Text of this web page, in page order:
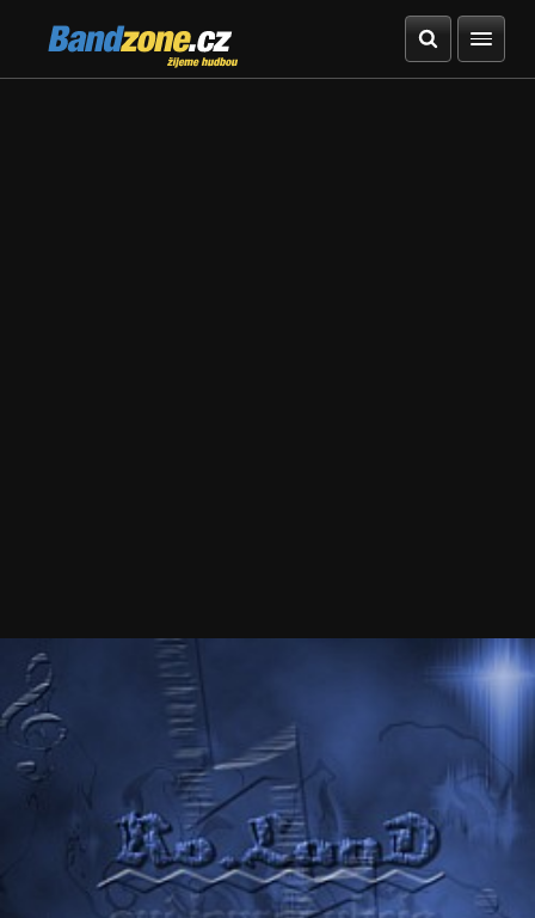
Bandzone.cz
žijeme hudbou